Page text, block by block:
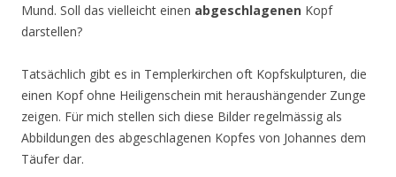
Mund. Soll das vielleicht einen abgeschlagenen Kopf
darstellen?
Tatsächlich gibt es in Templerkirchen oft Kopfskulpturen, die
einen Kopf ohne Heiligenschein mit heraushängender Zunge
zeigen. Für mich stellen sich diese Bilder regelmässig als
Abbildungen des abgeschlagenen Kopfes von Johannes dem
Täufer dar.